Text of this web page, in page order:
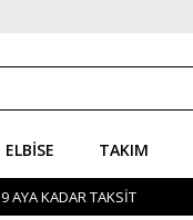
ELBISE TAKIM
9 AYA KADAR TAKSİT